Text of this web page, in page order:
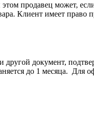
продавец может,
Клиент имеет право
другой документ,
до 1 месяца. Для